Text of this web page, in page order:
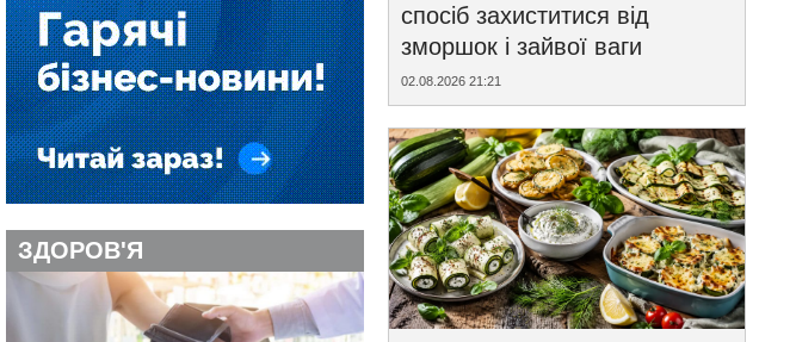
ЗДОРОВ'Я
спосіб захиститися від
зморшок і зайвої ваги
02.08.2026 21:21